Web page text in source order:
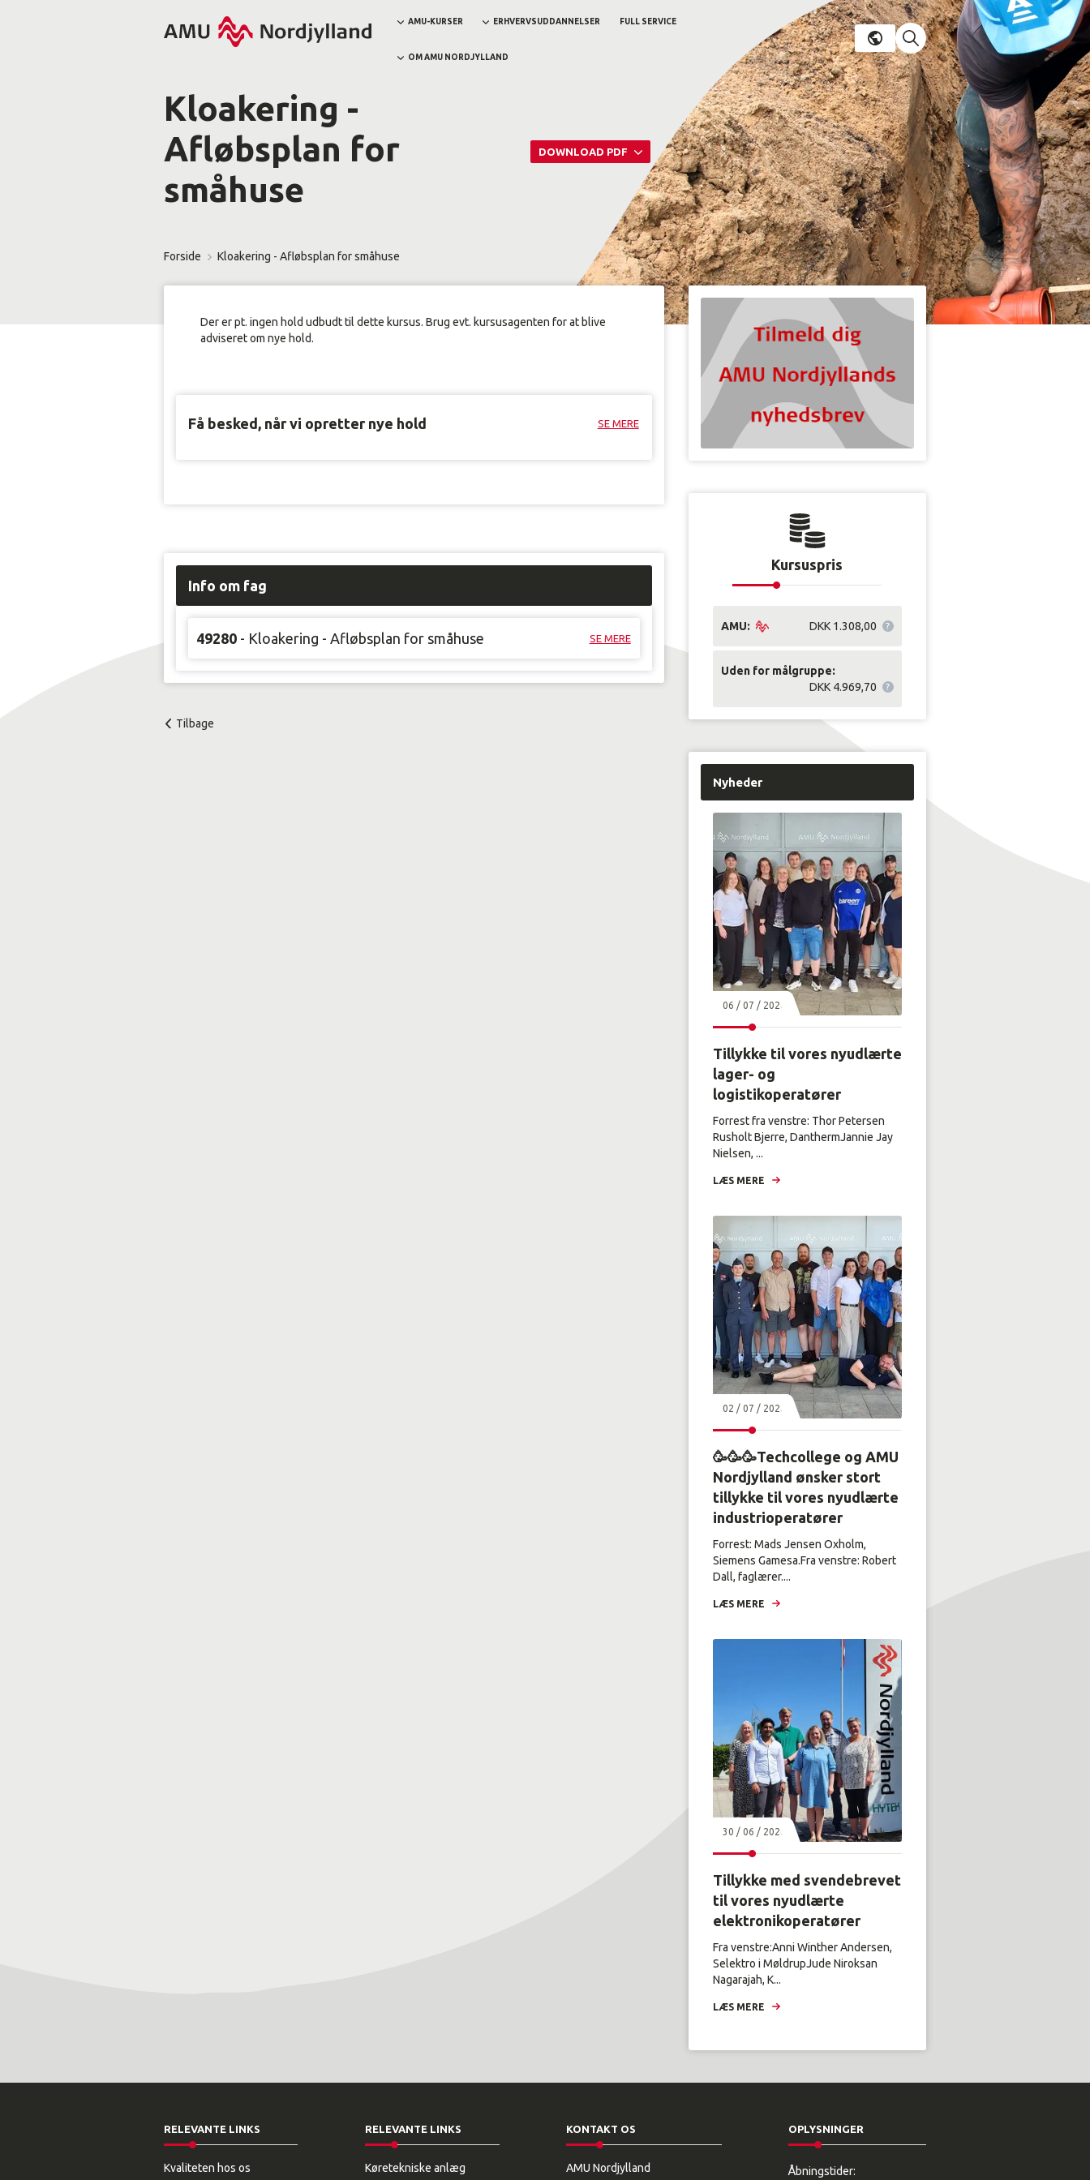
AMU-KURSER ERHVERVSUDDANNELSER FULL SERVICE
OM AMU NORDJYLLAND
Kloakering -
Afløbsplan for
småhuse
DOWNLOAD PDF
Forside Kloakering - Afløbsplan for småhuse
Der er pt. ingen hold udbudt til dette kursus. Brug evt. kursusagenten for at blive
adviseret om nye hold.
Få besked, når vi opretter nye hold SE MERE
Info om fag
49280 - Kloakering - Afløbsplan for småhuse SE MERE
Tilbage
Kursuspris
AMU: DKK 1.308,00
Uden for målgruppe:
DKK 4.969,70
Nyheder
06 / 07 / 2026
Tillykke til vores nyudlærte
lager- og
logistikoperatører
Forrest fra venstre: Thor Petersen
Rusholt Bjerre, DanthermJannie Jay
Nielsen, ...
LÆS MERE
02 / 07 / 2026
🥳🥳🥳Techcollege og AMU
Nordjylland ønsker stort
tillykke til vores nyudlærte
industrioperatører
Forrest: Mads Jensen Oxholm,
Siemens Gamesa.Fra venstre: Robert
Dall, faglærer....
LÆS MERE
30 / 06 / 2026
Tillykke med svendebrevet
til vores nyudlærte
elektronikoperatører
Fra venstre:Anni Winther Andersen,
Selektro i MøldrupJude Niroksan
Nagarajah, K...
LÆS MERE
RELEVANTE LINKS
Kvaliteten hos os
RELEVANTE LINKS
Køretekniske anlæg
KONTAKT OS
AMU Nordjylland
OPLYSNINGER
Åbningstider: